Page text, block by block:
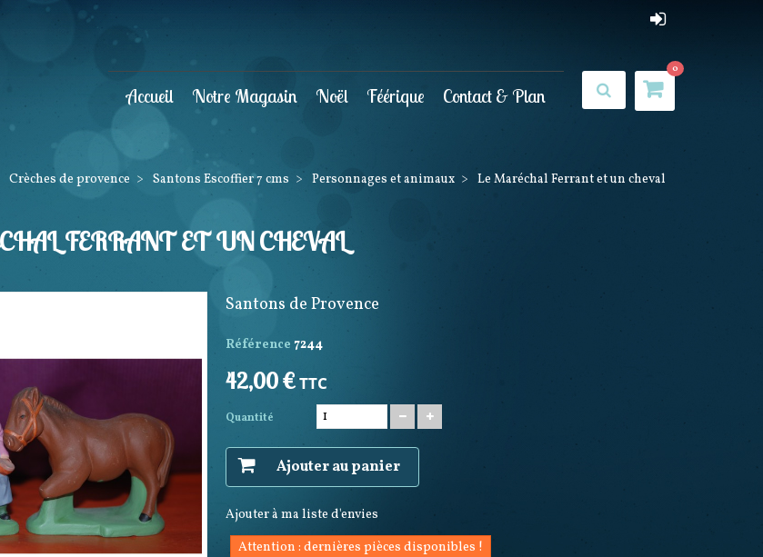
0
Accueil Notre Magasin Noël Féérique Contact & Plan
Crèches de provence > Santons Escoffier 7 cms > Personnages et animaux > Le Maréchal Ferrant et un cheval
FERRANT ET UN CHEVAL
Santons de Provence
Référence 7244
42,00 €TTC
Quantité
Ajouter au panier
Ajouter à ma liste d'envies
Attention : dernières pièces disponibles !